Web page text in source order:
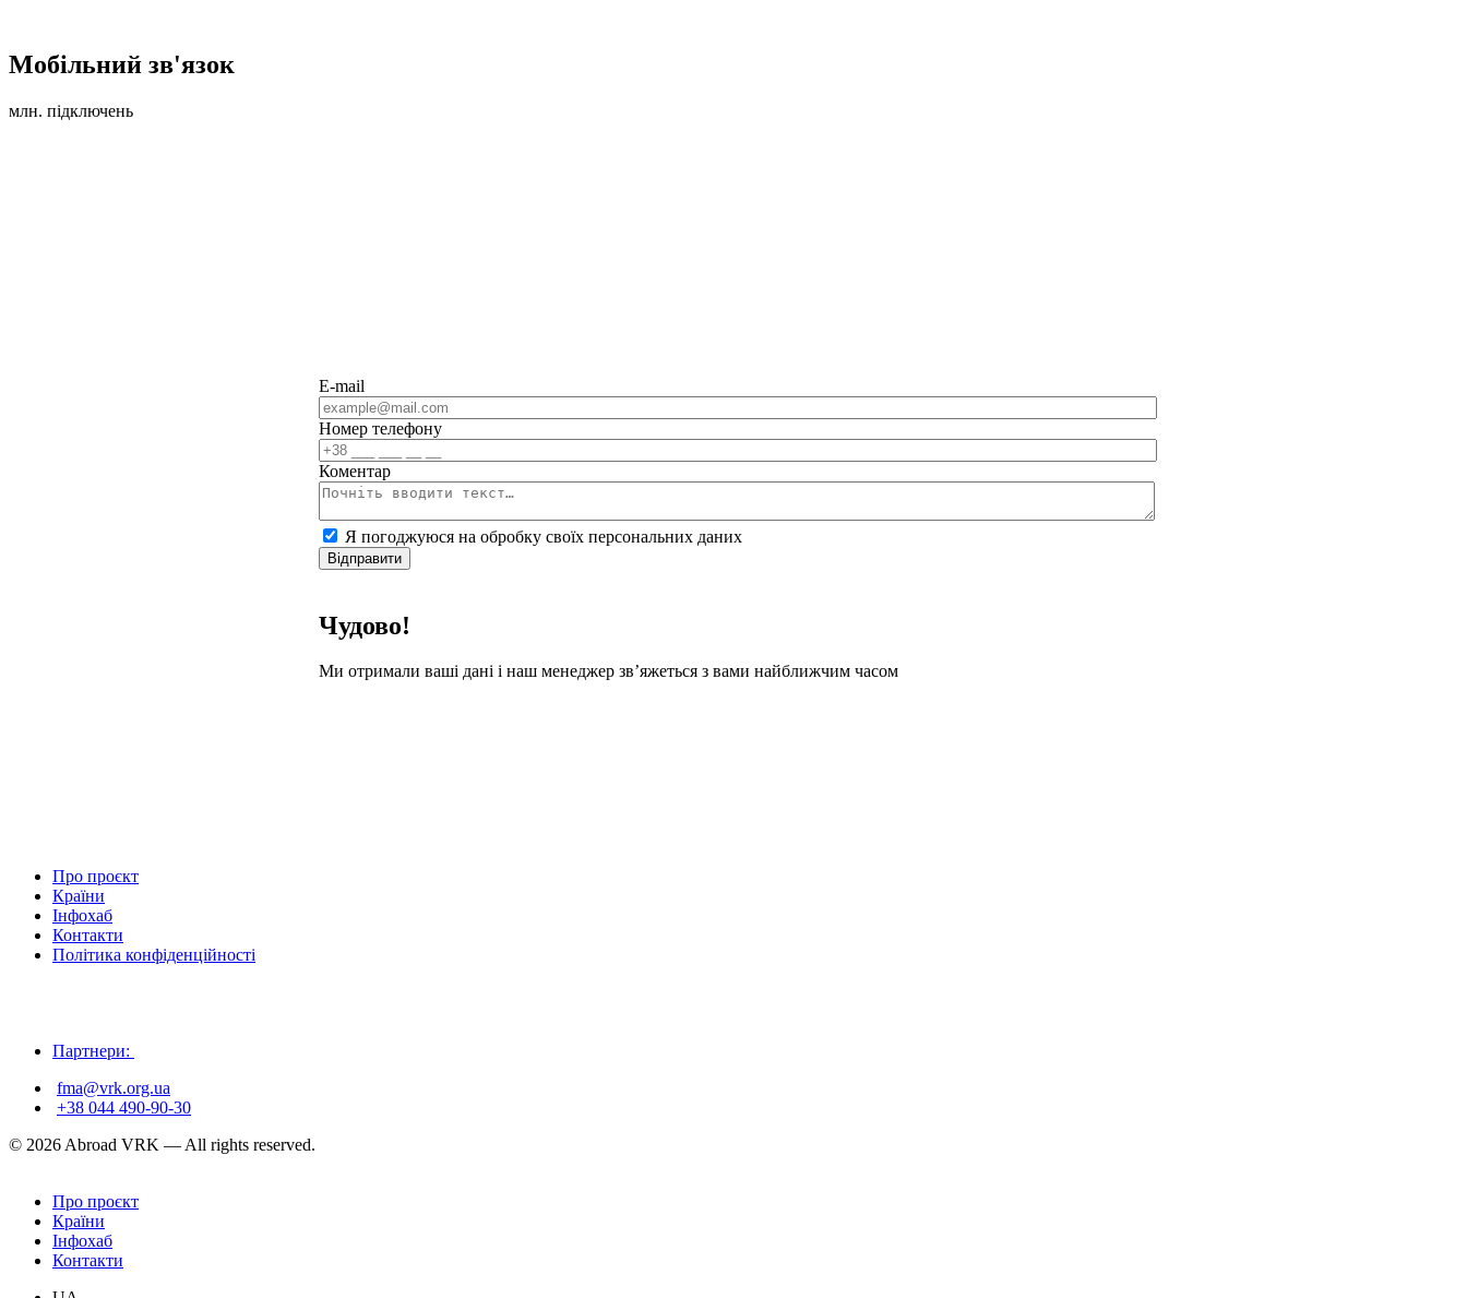
Мобільний зв'язок
млн. підключень
E-mail
Номер телефону
Коментар
Я погоджуюся на обробку своїх персональних даних
Відправити
Чудово!
Ми отримали ваші дані і наш менеджер зв’яжеться з вами найближчим часом
Про проєкт
Країни
Інфохаб
Контакти
Політика конфіденційності
Партнери:
fma@vrk.org.ua
+38 044 490-90-30
© 2026 Abroad VRK — All rights reserved.
Про проєкт
Країни
Інфохаб
Контакти